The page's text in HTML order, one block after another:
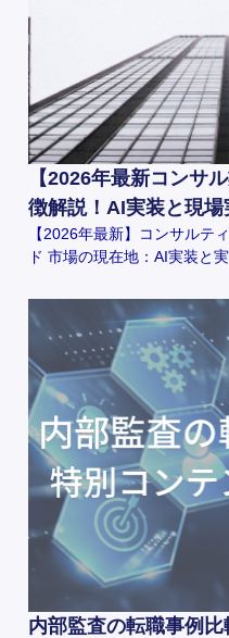
【2026年最新コンサ
徴解説！AI実装と現
【2026年最新】コンサルテ
ド 市場の現在地：AI実装と
内部監査の転職事例